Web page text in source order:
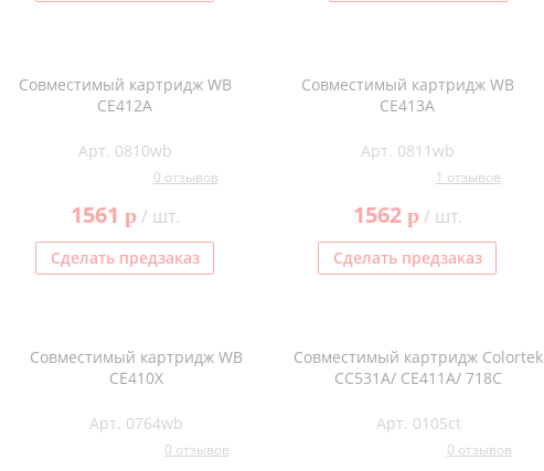
Совместимый картридж WB
CE412A
Арт. 0810wb
0 отзывов
1561 p/ шт.
Сделать предзаказ
Совместимый картридж WB
CE413A
Арт. 0811wb
1 отзывов
1562 p/ шт.
Сделать предзаказ
Совместимый картридж WB
CE410X
Арт. 0764wb
0 отзывов
Совместимый картридж Colortek
CC531A/ CE411A/ 718C
Арт. 0105ct
0 отзывов